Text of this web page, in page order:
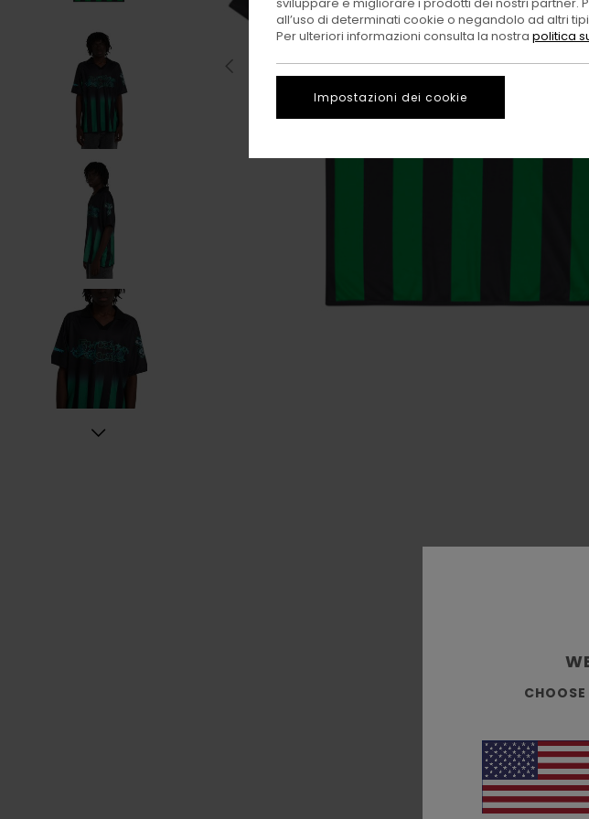
all’uso di determinati cookie o negandolo ad altri
Per ulteriori informazioni consulta la nostra politica
Impostazioni dei cookie